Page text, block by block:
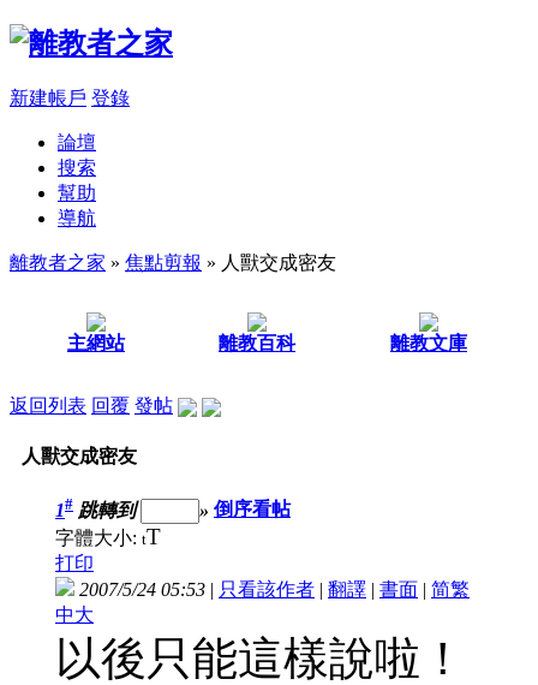
新建帳戶 登錄
論壇
搜索
幫助
導航
離教者之家 » 焦點剪報 » 人獸交成密友
主網站 離教百科 離教文庫
返回列表 回覆 發帖
人獸交成密友
1# 跳轉到 » 倒序看帖
字體大小: tT
打印
2007/5/24 05:53 | 只看該作者 | 翻譯 | 書面 | 简繁
中大
以後只能這樣說啦！